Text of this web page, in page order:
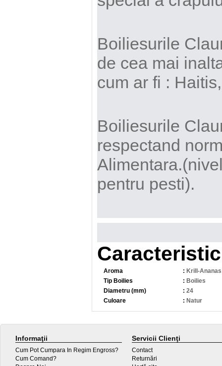
Boiliesurile
de cea mai
cum ar fi :
Boiliesurile
respectand
pentru pesti).
Aroma : Krill-Ananas
Tip Boilies
: Boilies
Diametru (mm)
: 24
Culoare
: Natur
Informaţii
Cum Pot Cumpara In Regim Engross?
Cum Comand?
Servicii Clienţi
Contact
Returnări